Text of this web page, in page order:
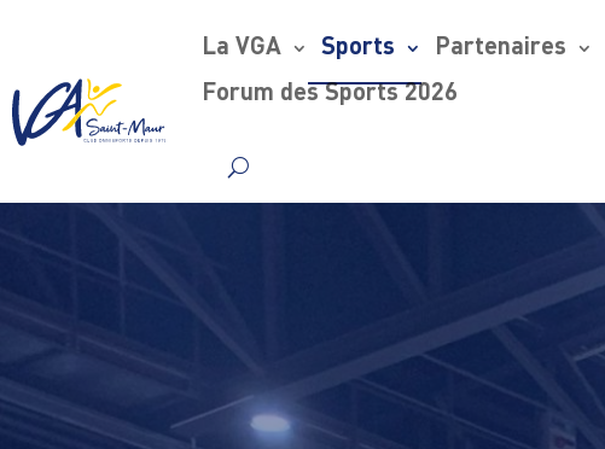
La VGA Sports Partenaires
Forum des Sports 2026